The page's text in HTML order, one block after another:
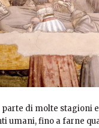
parte di molte stagioni
umani, fino a farne